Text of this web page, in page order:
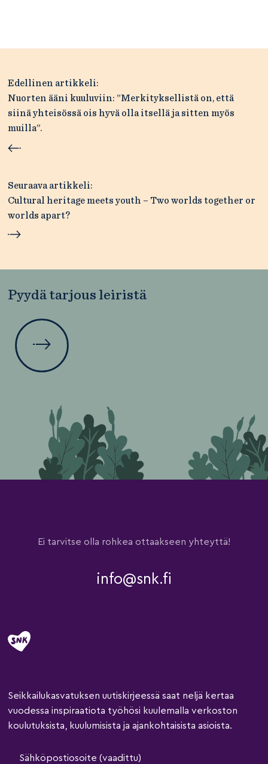
Artikkelien
selaus
Edellinen artikkeli:
Nuorten ääni kuuluviin: ”Merkityksellistä on, että
siinä yhteisössä ois hyvä olla itsellä ja sitten myös
muilla”.
Seuraava artikkeli:
Cultural heritage meets youth – Two worlds together or
worlds apart?
Pyydä tarjous leiristä
Ei tarvitse olla rohkea ottaakseen yhteyttä!
info@snk.fi
Seikkailukasvatuksen uutiskirjeessä saat neljä kertaa
vuodessa inspiraatiota työhösi kuulemalla verkoston
koulutuksista, kuulumisista ja ajankohtaisista asioista.
Sähköpostiosoite (vaadittu)